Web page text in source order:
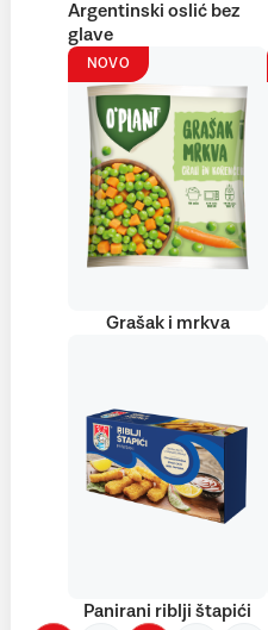
Argentinski oslić bez
glave
NOVO
Grašak i mrkva
Panirani riblji štapići